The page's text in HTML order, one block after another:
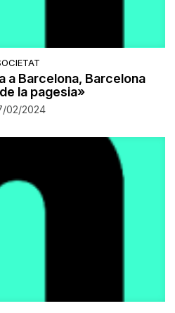
a Barcelona, Barcelona
la pagesia»
02/2024